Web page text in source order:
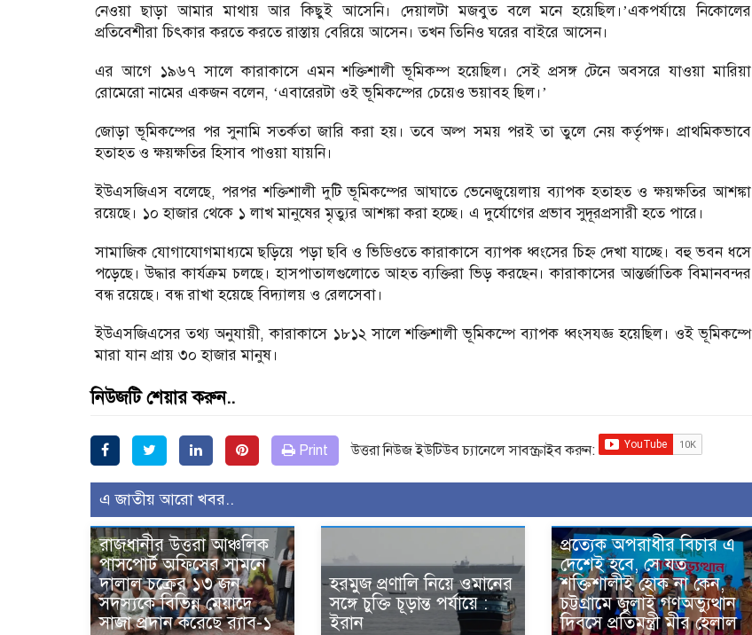
নেওয়া ছাড়া আমার মাথায় আর কিছুই আসেনি। দেয়ালটা মজবুত বলে মনে হয়েছিল।’একপর্যায়ে নিকোলের
প্রতিবেশীরা চিৎকার করতে করতে রাস্তায় বেরিয়ে আসেন। তখন তিনিও ঘরের বাইরে আসেন।
এর আগে ১৯৬৭ সালে কারাকাসে এমন শক্তিশালী ভূমিকম্প হয়েছিল। সেই প্রসঙ্গ টেনে অবসরে যাওয়া মারিয়া
রোমেরো নামের একজন বলেন, ‘এবারেরটা ওই ভূমিকম্পের চেয়েও ভয়াবহ ছিল।’
জোড়া ভূমিকম্পের পর সুনামি সতর্কতা জারি করা হয়। তবে অল্প সময় পরই তা তুলে নেয় কর্তৃপক্ষ। প্রাথমিকভাবে
হতাহত ও ক্ষয়ক্ষতির হিসাব পাওয়া যায়নি।
ইউএসজিএস বলেছে, পরপর শক্তিশালী দুটি ভূমিকম্পের আঘাতে ভেনেজুয়েলায় ব্যাপক হতাহত ও ক্ষয়ক্ষতির আশঙ্কা
রয়েছে। ১০ হাজার থেকে ১ লাখ মানুষের মৃত্যুর আশঙ্কা করা হচ্ছে। এ দুর্যোগের প্রভাব সুদূরপ্রসারী হতে পারে।
সামাজিক যোগাযোগমাধ্যমে ছড়িয়ে পড়া ছবি ও ভিডিওতে কারাকাসে ব্যাপক ধ্বংসের চিহ্ন দেখা যাচ্ছে। বহু ভবন ধসে
পড়েছে। উদ্ধার কার্যক্রম চলছে। হাসপাতালগুলোতে আহত ব্যক্তিরা ভিড় করছেন। কারাকাসের আন্তর্জাতিক বিমানবন্দর
বন্ধ রয়েছে। বন্ধ রাখা হয়েছে বিদ্যালয় ও রেলসেবা।
ইউএসজিএসের তথ্য অনুযায়ী, কারাকাসে ১৮১২ সালে শক্তিশালী ভূমিকম্পে ব্যাপক ধ্বংসযজ্ঞ হয়েছিল। ওই ভূমিকম্পে
মারা যান প্রায় ৩০ হাজার মানুষ।
নিউজটি শেয়ার করুন..
Print উত্তরা নিউজ ইউটিউব চ্যানেলে সাবস্ক্রাইব করুন:
এ জাতীয় আরো খবর..
রাজধানীর উত্তরা আঞ্চলিক
পাসপোর্ট অফিসের সামনে
দালাল চক্রের ১৩ জন
সদস্যকে বিভিন্ন মেয়াদে
সাজা প্রদান করেছে র‌্যাব-১
হরমুজ প্রণালি নিয়ে ওমানের
সঙ্গে চুক্তি চূড়ান্ত পর্যায়ে :
ইরান
প্রত্যেক অপরাধীর বিচার এ
দেশেই হবে, সে যত
শক্তিশালীই হোক না কেন,
চট্টগ্রামে জুলাই গণঅভ্যুত্থান
দিবসে প্রতিমন্ত্রী মীর হেলাল